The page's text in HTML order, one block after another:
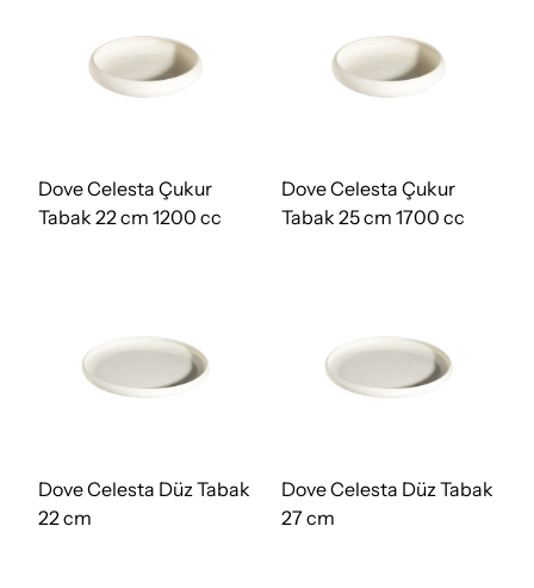
Dove Celesta Çukur
Tabak 22 cm 1200 cc
Dove Celesta Çukur
Tabak 25 cm 1700 cc
Dove Celesta Düz Tabak
22 cm
Dove Celesta Düz Tabak
27 cm